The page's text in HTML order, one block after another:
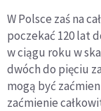
W Polsce zaś na
poczekać 120 lat
w ciągu roku w
dwóch do pięciu
mogą być
zaćmienie